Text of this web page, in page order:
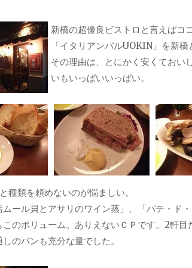
新橋の超優良ビストロと言えばコ
「イタリアンバルUOKIN」を新
その理由は、とにかく安くておい
いもいっぱいいっぱい。
種類を頼めないのが悩ましい。
ムール貝とアサリのワイン蒸」、「パテ・ド
このボリューム。ありえないＣＰです。2軒
のパンも充分な量でした。